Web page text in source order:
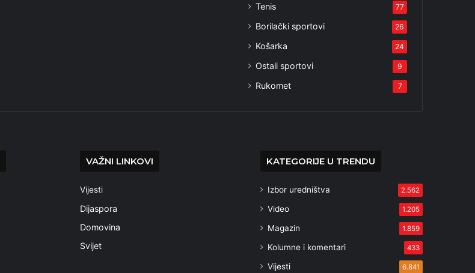
Tenis 77
Borilački sportovi 26
Košarka 24
Ostali sportovi 9
Rukomet 7
VAŽNI LINKOVI
Vijesti
Dijaspora
Domovina
Svijet
KATEGORIJE U TRENDU
Izbor uredništva 2.562
Video 1.205
Magazin 1.859
Kolumne i komentari 433
Vijesti 6.841